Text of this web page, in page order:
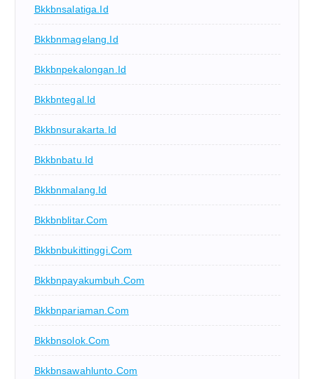
Bkkbnsalatiga.id
Bkkbnmagelang.id
Bkkbnpekalongan.id
Bkkbntegal.id
Bkkbnsurakarta.id
Bkkbnbatu.id
Bkkbnmalang.id
Bkkbnblitar.com
Bkkbnbukittinggi.com
Bkkbnpayakumbuh.com
Bkkbnpariaman.com
Bkkbnsolok.com
Bkkbnsawahlunto.com